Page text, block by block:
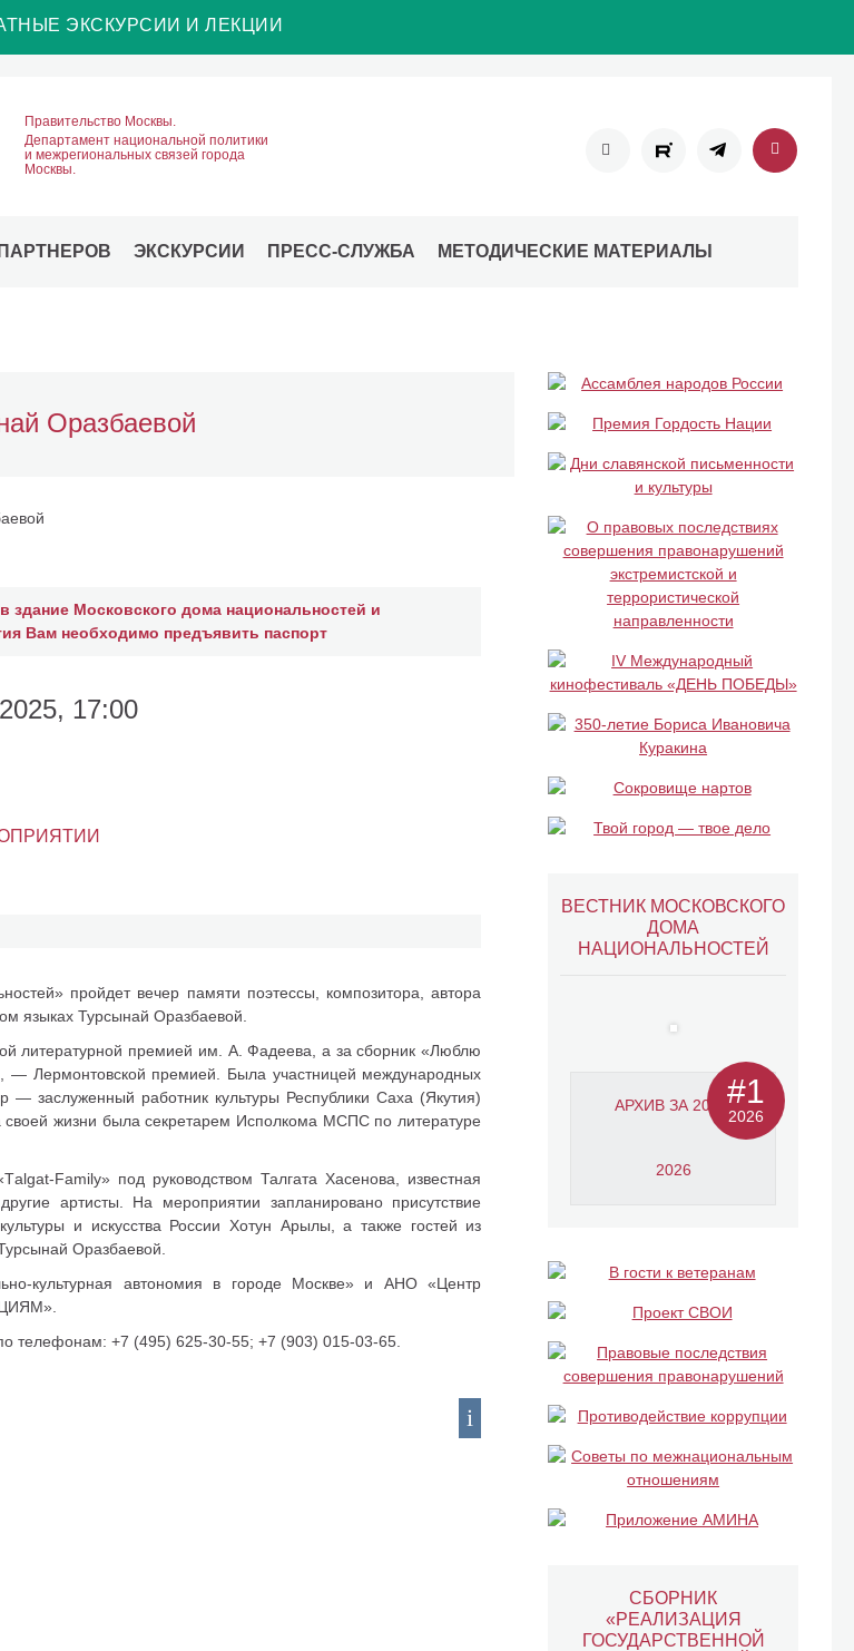
ЭКСКУРСИИ И ЛЕКЦИИ
Правительство Москвы.
Департамент национальной политики
и межрегиональных связей города
Москвы.
ЭКСКУРСИИ ПРЕСС-СЛУЖБА МЕТОДИЧЕСКИЕ МАТЕРИАЛЫ
Оразбаевой
здание Московского дома национальностей и
Вам необходимо предъявить паспорт
17:00
пройдет вечер памяти поэтессы, композитора, автора
языках Турсынай Оразбаевой.
литературной премией им. А. Фадеева, а за сборник «Люблю
Лермонтовской премией. Была участницей международных
заслуженный работник культуры Республики Саха (Якутия)
жизни была секретарем Исполкома МСПС по литературе
Family» под руководством Талгата Хасенова, известная
артисты. На мероприятии запланировано присутствие
и искусства России Хотун Арылы, а также гостей из
Оразбаевой.
культурная автономия в городе Москве» и АНО «Центр
телефонам: +7 (495) 625-30-55; +7 (903) 015-03-65.
ВЕСТНИК МОСКОВСКОГО
ДОМА
НАЦИОНАЛЬНОСТЕЙ
АРХИВ ЗА 2011-
2026
#1
2026
СБОРНИК
«РЕАЛИЗАЦИЯ
ГОСУДАРСТВЕННОЙ